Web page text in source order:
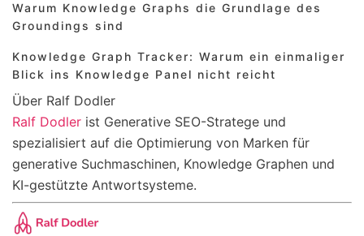
Warum Knowledge Graphs die Grundlage des
Groundings sind
Knowledge Graph Tracker: Warum ein einmaliger
Blick ins Knowledge Panel nicht reicht
Über Ralf Dodler
Ralf Dodler ist Generative SEO-Stratege und
spezialisiert auf die Optimierung von Marken für
generative Suchmaschinen, Knowledge Graphen und
KI-gestützte Antwortsysteme.